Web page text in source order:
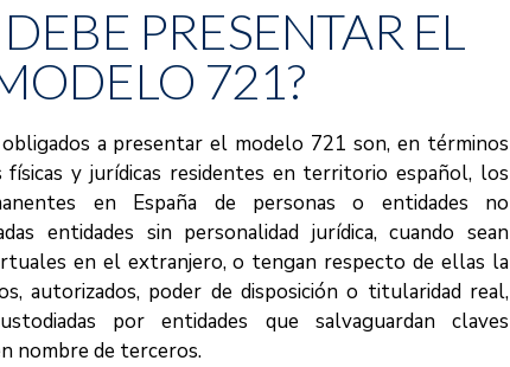
PRESENTAR EL
721?
a presentar el modelo 721 son, en términos
físicas y jurídicas residentes en territorio español, los
en España de personas o entidades no
entidades sin personalidad jurídica, cuando sean
en el extranjero, o tengan respecto de ellas la
autorizados, poder de disposición o titularidad real,
por entidades que salvaguardan claves
nombre de terceros.